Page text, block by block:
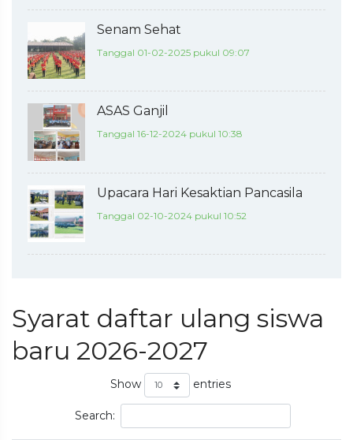
Senam Sehat
Tanggal 01-02-2025 pukul 09:07
ASAS Ganjil
Tanggal 16-12-2024 pukul 10:38
Upacara Hari Kesaktian Pancasila
Tanggal 02-10-2024 pukul 10:52
Syarat daftar ulang siswa
baru 2026-2027
Show entries
Search: